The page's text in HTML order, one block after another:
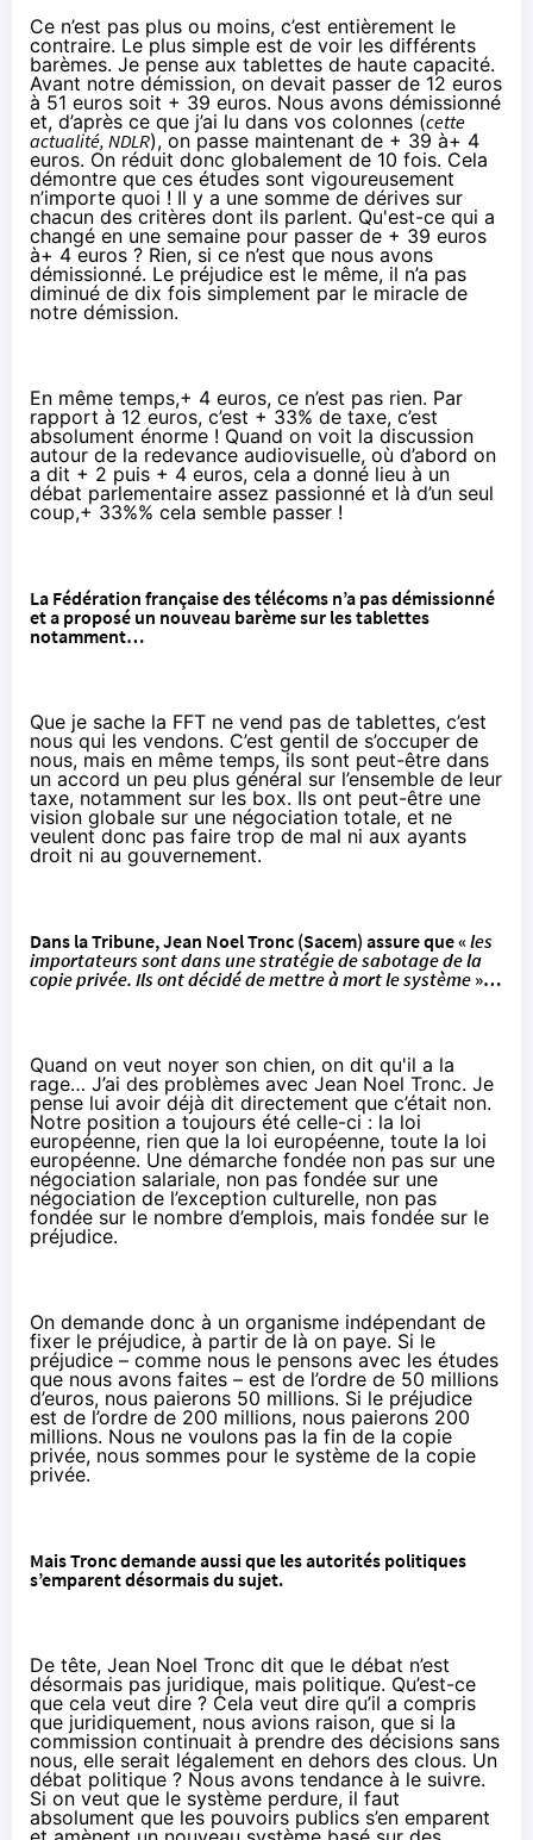
Ce n’est pas plus ou moins, c’est entièrement le
contraire. Le plus simple est de voir les différents
barèmes. Je pense aux tablettes de haute capacité.
Avant notre démission, on devait passer de 12 euros
à 51 euros soit + 39 euros. Nous avons démissionné
et, d’après ce que j’ai lu dans vos colonnes (cette
actualité, NDLR), on passe maintenant de + 39 à+ 4
euros. On réduit donc globalement de 10 fois. Cela
démontre que ces études sont vigoureusement
n’importe quoi ! Il y a une somme de dérives sur
chacun des critères dont ils parlent. Qu'est-ce qui a
changé en une semaine pour passer de + 39 euros
à+ 4 euros ? Rien, si ce n’est que nous avons
démissionné. Le préjudice est le même, il n’a pas
diminué de dix fois simplement par le miracle de
notre démission.
En même temps,+ 4 euros, ce n’est pas rien. Par
rapport à 12 euros, c’est + 33% de taxe, c’est
absolument énorme ! Quand on voit la discussion
autour de la redevance audiovisuelle, où d’abord on
a dit + 2 puis + 4 euros, cela a donné lieu à un
débat parlementaire assez passionné et là d’un seul
coup,+ 33%% cela semble passer !
La Fédération française des télécoms n’a pas démissionné
eta proposé un nouveau barèmesur les tablettes
notamment…
Que je sache la FFT ne vend pas de tablettes, c’est
nous qui les vendons. C’est gentil de s’occuper de
nous, mais en même temps, ils sont peut-être dans
un accord un peu plus général sur l’ensemble de leur
taxe, notamment sur les box. Ils ont peut-être une
vision globale sur une négociation totale, et ne
veulent donc pas faire trop de mal ni aux ayants
droit ni au gouvernement.
Dans la Tribune, Jean Noel Tronc (Sacem) assure que «les
importateurs sont dans une stratégie de sabotage de la
copie privée. Ils ont décidé de mettre à mort le système »…
Quand on veut noyer son chien, on dit qu'il a la
rage… J’ai des problèmes avec Jean Noel Tronc. Je
pense lui avoir déjà dit directement que c’était non.
Notre position a toujours été celle-ci : la loi
européenne, rien que la loi européenne, toute la loi
européenne. Une démarche fondée non pas sur une
négociation salariale, non pas fondée sur une
négociation de l’exception culturelle, non pas
fondée sur le nombre d’emplois, mais fondée sur le
préjudice.
On demande donc à un organisme indépendant de
fixer le préjudice, à partir de là on paye. Si le
préjudice – comme nous le pensons avec les études
que nous avons faites – est de l’ordre de 50 millions
d’euros, nous paierons 50 millions. Si le préjudice
est de l’ordre de 200 millions, nous paierons 200
millions. Nous ne voulons pas la fin de la copie
privée, nous sommes pour le système de la copie
privée.
Mais Tronc demande aussi que les autorités politiques
s’emparent désormais du sujet.
De tête, Jean Noel Tronc dit que le débat n’est
désormais pas juridique, mais politique. Qu’est-ce
que cela veut dire ? Cela veut dire qu’il a compris
que juridiquement, nous avions raison, que si la
commission continuait à prendre des décisions sans
nous, elle serait légalement en dehors des clous. Un
débat politique ? Nous avons tendance à le suivre.
Si on veut que le système perdure, il faut
absolument que les pouvoirs publics s’en emparent